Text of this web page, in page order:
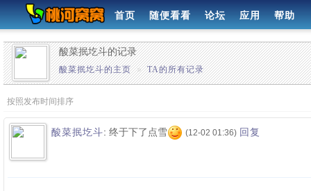
首页 随便看看 论坛 应用 帮助
酸菜抿圪斗的记录
酸菜抿圪斗的主页 » TA的所有记录
按照发布时间排序
酸菜抿圪斗: 终于下了点雪 (12-02 01:36) 回复